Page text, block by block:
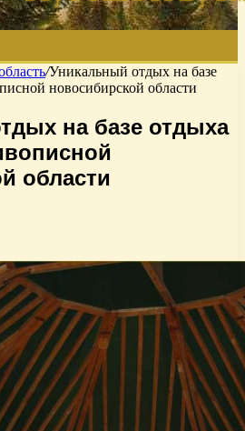
/Уникальный отдых на базе
новосибирской области
на базе отдыха
области